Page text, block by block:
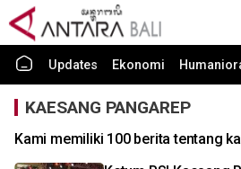
Updates Ekonomi
KAESANG PANGAREP
Kami memiliki 100 berita tentang